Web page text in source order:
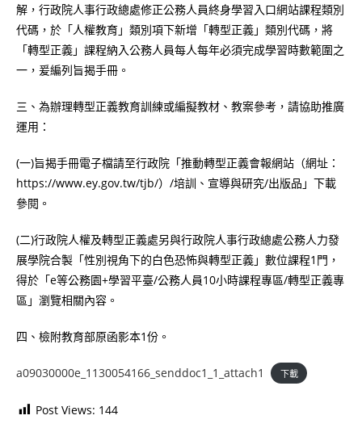
解，行政院人事行政總處修正公務人員終身學習入口網站課程類別
代碼，於「人權教育」類別項下新增「轉型正義」類別代碼，將
「轉型正義」課程納入公務人員每人每年必須完成學習時數範圍之
一，爰編列旨揭手冊。
三、為辦理轉型正義教育訓練或編擬教材、教案參考，請協助推廣
運用：
(一)旨揭手冊電子檔請至行政院「推動轉型正義會報網站（網址：
https://www.ey.gov.tw/tjb/）/培訓、宣導與研究/出版品」下載
參閱。
(二)行政院人權及轉型正義處另與行政院人事行政總處公務人力發
展學院合製「性別視角下的白色恐怖與轉型正義」數位課程1門，
得於「e等公務園+學習平臺/公務人員10小時課程專區/轉型正義專
區」瀏覽相關內容。
四、檢附教育部原函影本1份。
a09030000e_1130054166_senddoc1_1_attach1 下載
Post Views: 144